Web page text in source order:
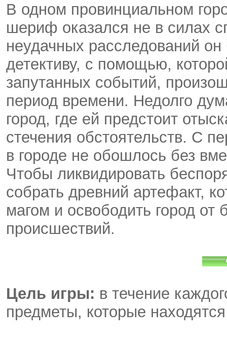
В одном провинциальном
шериф оказался не в силах
неудачных расследований
детективу, с помощью,
запутанных событий,
период времени. Недолго
город, где ей предстоит
стечения обстоятельств. С
в городе не обошлось без
Чтобы ликвидировать
собрать древний артефакт,
магом и освободить город от
происшествий.
Цель игры: в течение
предметы, которые